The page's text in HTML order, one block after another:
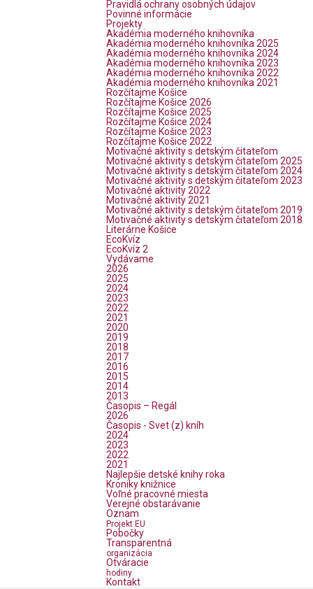
Pravidlá ochrany osobných údajov
Povinné informácie
Projekty
Akadémia moderného knihovníka
Akadémia moderného knihovníka 2025
Akadémia moderného knihovníka 2024
Akadémia moderného knihovníka 2023
Akadémia moderného knihovníka 2022
Akadémia moderného knihovníka 2021
Rozčítajme Košice
Rozčítajme Košice 2026
Rozčítajme Košice 2025
Rozčítajme Košice 2024
Rozčítajme Košice 2023
Rozčítajme Košice 2022
Motivačné aktivity s detským čitateľom
Motivačné aktivity s detským čitateľom 2025
Motivačné aktivity s detským čitateľom 2024
Motivačné aktivity s detským čitateľom 2023
Motivačné aktivity 2022
Motivačné aktivity 2021
Motivačné aktivity s detským čitateľom 2019
Motivačné aktivity s detským čitateľom 2018
Literárne Košice
EcoKvíz
EcoKvíz 2
Vydávame
2026
2025
2024
2023
2022
2021
2020
2019
2018
2017
2016
2015
2014
2013
Časopis – Regál
2026
Časopis - Svet (z) kníh
2024
2023
2022
2021
Najlepšie detské knihy roka
Kroniky knižnice
Voľné pracovné miesta
Verejné obstarávanie
Oznam
Projekt EU
Pobočky
Transparentná
organizácia
Otváracie
hodiny
Kontakt